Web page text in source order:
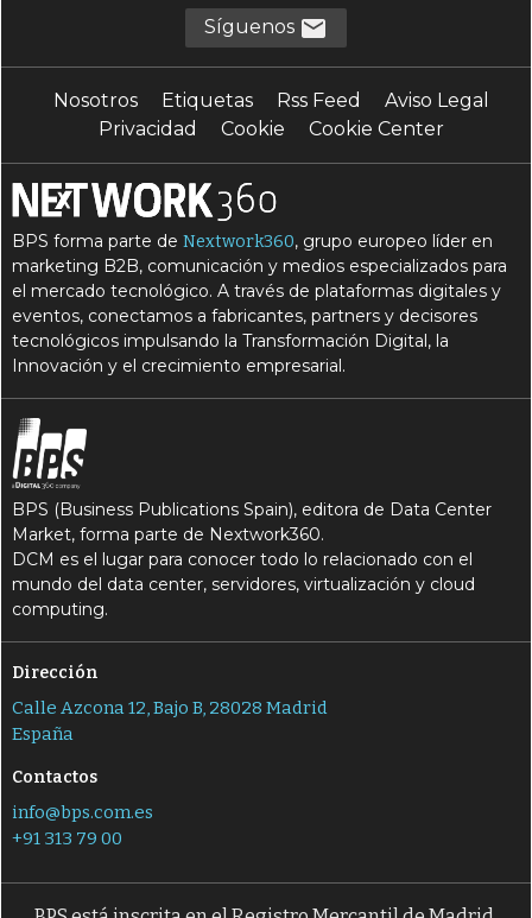
Síguenos
Nosotros Etiquetas Rss Feed
Aviso Legal
Privacidad
Cookie Cookie Center
BPS forma parte deNextwork360, grupo europeo líder en
marketing B2B, comunicación y medios especializados para
el mercado tecnológico. A través de plataformas digitales y
eventos, conectamos a fabricantes, partners y decisores
tecnológicos impulsando la Transformación Digital, la
Innovación y el crecimiento empresarial.
BPS (Business Publications Spain), editora de Data Center
Market, forma parte de Nextwork360.
DCM es el lugar para conocer todo lo relacionado con el
mundo del data center, servidores, virtualización y cloud
computing.
Dirección
Calle Azcona 12, Bajo B, 28028 Madrid
España
Contactos
info@bps.com.es
+91 313 79 00